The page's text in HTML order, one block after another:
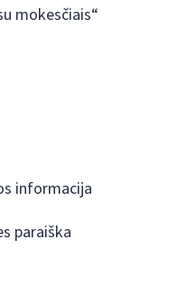
mokesčiais“
informacija
paraiška